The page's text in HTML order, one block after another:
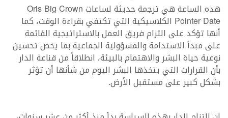
هذه الساعة هي ترجمة حديثة لساعات Oris Big Crown
Pointer Date الكلاسيكية التي تكتفي بقراءة الوقت، كما
أنها تؤكد على التزام فريق العمل بالاستراتيجية القائمة
على مبدأ الاستدامة والمسؤولية الجماعية بما يخص تحسين
نوعية حياة البشر والاهتمام بالبيئة، انطلاقاً من قناعة الدار
بأن القرارات التي يتخذها البشر اليوم من شأنها أن تؤثر
بشكل كبير على مستقبل الأرض.